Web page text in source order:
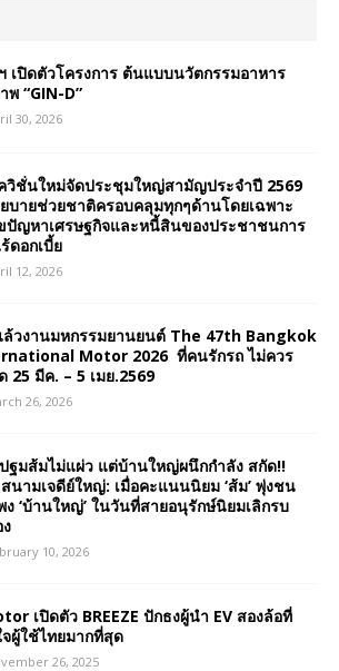
เปิดตัวโครงการ ต้นแบบนวัตกรรมอาหาร
พ “GIN-D”
30, 2026
วิชั่นใหม่จัดประชุมใหญ่สามัญประจำปี 2569
บายช่วยชาติครอบคลุมทุกๆด้านโดยเฉพาะ
ปัญหาเศรษฐกิจและหนี้สินของประชาชนการ
ดอกเบี้ย
12, 2026
ล้วงานมหกรรมยานยนต์ The 47th Bangkok
Motor 2026 ที่คนรักรถ ไม่ควร
25 มีค. – 5 เมย.2569
26, 2026
ฐมส้มไม่แผ่ว แต่บ้านใหญ่ผนึกกำลัง สกัด!!
สนามเจดีย์ใหญ่: เมื่อคะแนนนิยม ‘ส้ม’ พุ่งชน
ง ‘บ้านใหญ่’ ในวันที่สายอนุรักษ์นิยมเลิกรบ
10, 2026
เปิดตัว BREEZE ปักธงผู้นำ EV สองล้อที่
จผู้ใช้ไทยมากที่สุด
26, 2025